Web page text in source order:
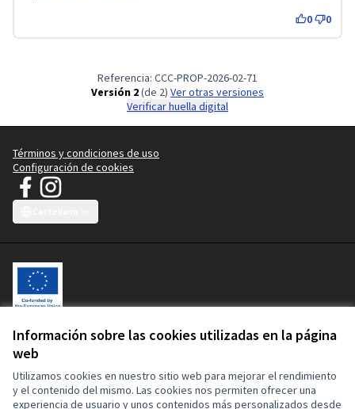
Información sobre las cookies utilizadas en la página
web
Utilizamos cookies en nuestro sitio web para mejorar el rendimiento
y el contenido del mismo. Las cookies nos permiten ofrecer una
experiencia de usuario y unos contenidos más personalizados desde
0 0
Referencia: CCC-PROP-2026-02-71
Versión 2(de 2)
ver otras versiones
Verificar huella digital
Términos y condiciones de uso
Configuración de cookies
Manifiesto JT - Campaña Ropa Limpia en Facebook
(Enlace externo)
Manifiesto JT - Campaña Ropa Limpia en Instagram
(Enlace externo)
Bienvenida a la plataforma participativa Manifiesto JT - Campaña
Ropa Limpia.
El contenido de este sitio web es responsabilidad exclusiva de la
Campaña Ropa Limpia y de ninguna manera puede considerarse que